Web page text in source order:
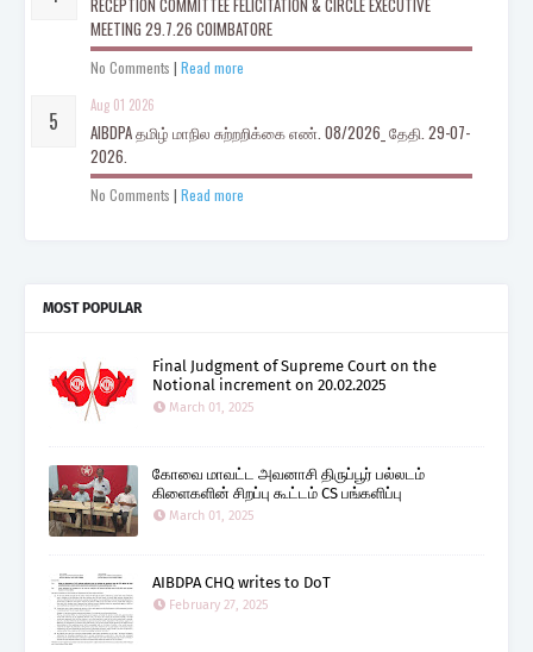
RECEPTION COMMITTEE FELICITATION & CIRCLE EXECUTIVE
MEETING 29.7.26 COIMBATORE
No Comments | Read more
Aug 01 2026
AIBDPA தமிழ் மாநில சுற்றறிக்கை எண். 08/2026_ தேதி. 29-07-
2026.
No Comments | Read more
MOST POPULAR
Final Judgment of Supreme Court on the
Notional increment on 20.02.2025
March 01, 2025
கோவை மாவட்ட அவனாசி திருப்பூர் பல்லடம்
கிளைகளின் சிறப்பு கூட்டம் CS பங்களிப்பு
March 01, 2025
AIBDPA CHQ writes to DoT
February 27, 2025